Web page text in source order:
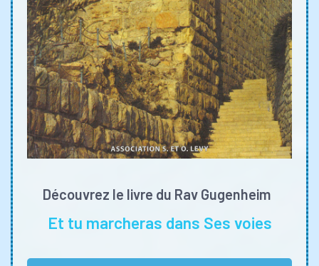
Découvrez le livre du Rav Gugenheim
Et tu marcheras dans Ses voies